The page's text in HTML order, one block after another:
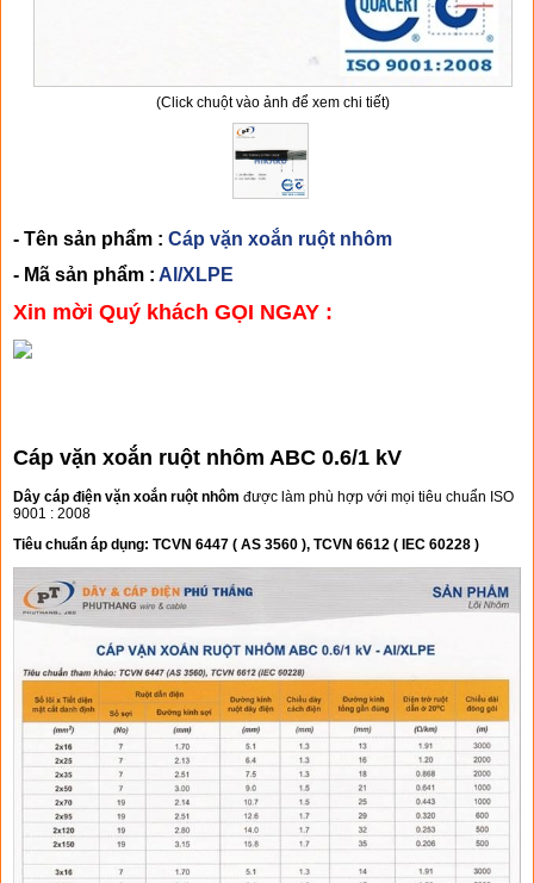
(Click chuột vào ảnh để xem chi tiết)
- Tên sản phẩm : Cáp vặn xoắn ruột nhôm
- Mã sản phẩm : Al/XLPE
Xin mời Quý khách GỌI NGAY :
Cáp vặn xoắn ruột nhôm ABC 0.6/1 kV
Dây cáp điện vặn xoắn ruột nhôm được làm phù hợp với mọi tiêu chuẩn ISO
9001 : 2008
Tiêu chuẩn áp dụng: TCVN 6447 ( AS 3560 ), TCVN 6612 ( IEC 60228 )